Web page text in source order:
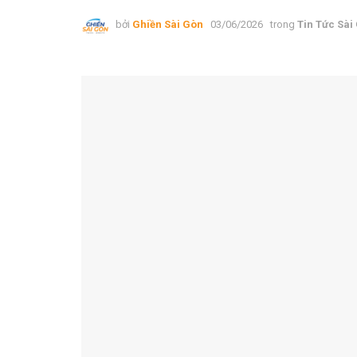
bởi Ghiền Sài Gòn 03/06/2026 trong Tin Tức Sài